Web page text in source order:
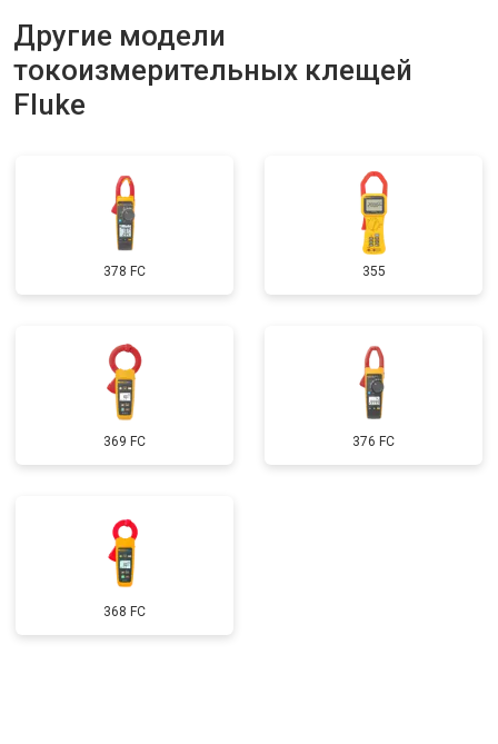
Другие модели
токоизмерительных клещей
Fluke
378 FC 355
369 FC 376 FC
368 FC